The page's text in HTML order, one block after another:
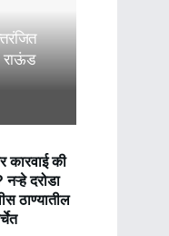
राऊंड
कारवाई की
दरोडा
ठाण्यातील